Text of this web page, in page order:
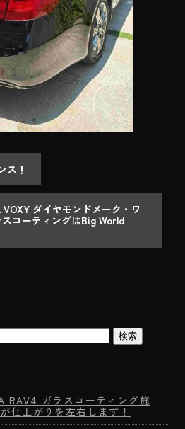
ス！
ダイヤモンドメーク・ワ
コーティングはBig World
RAV4 ガラスコーティング施
仕上がりを左右します！